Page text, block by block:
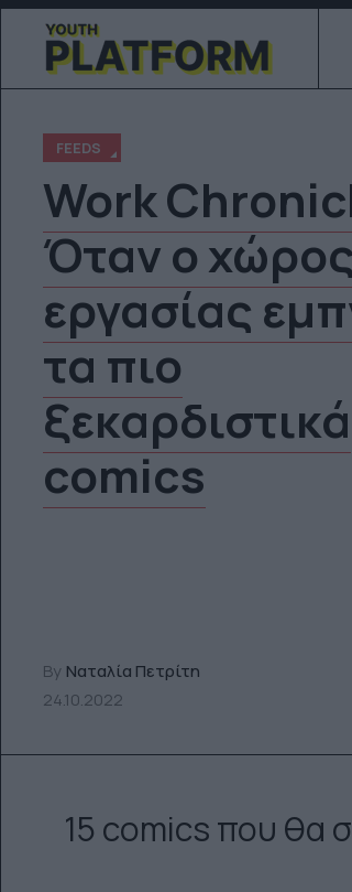
FEEDS
Work
Όταν ο
εργασίας
τα πιο
ξεκαρδιστικά
comics
By Ναταλία Πετρίτη
24.10.2022
15 comics που θα